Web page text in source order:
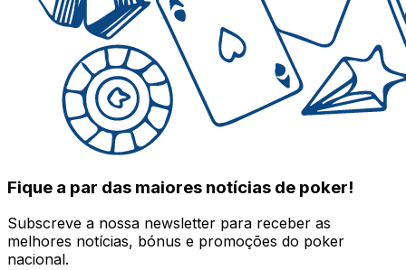
Fique a par das maiores notícias de poker!
Subscreve a nossa newsletter para receber as
melhores notícias, bónus e promoções do poker
nacional.